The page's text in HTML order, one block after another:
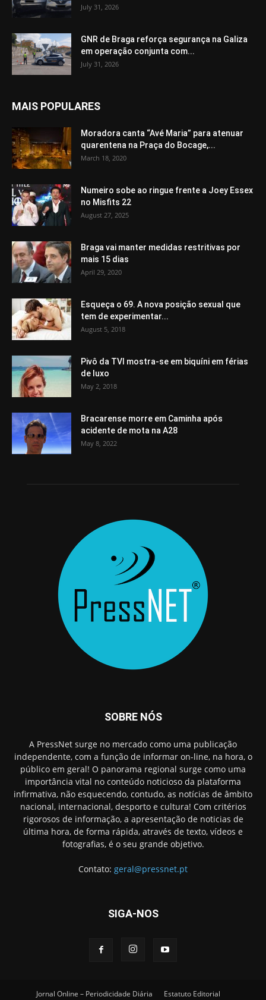
July 31, 2026
GNR de Braga reforça segurança na Galiza
em operação conjunta com...
July 31, 2026
MAIS POPULARES
Moradora canta “Avé Maria” para atenuar
quarentena na Praça do Bocage,...
March 18, 2020
Numeiro sobe ao ringue frente a Joey Essex
no Misfits 22
August 27, 2025
Braga vai manter medidas restritivas por
mais 15 dias
April 29, 2020
Esqueça o 69. A nova posição sexual que
tem de experimentar...
August 5, 2018
Pivô da TVI mostra-se em biquíni em férias
de luxo
May 2, 2018
Bracarense morre em Caminha após
acidente de mota na A28
May 8, 2022
SOBRE NÓS
A PressNet surge no mercado como uma publicação
independente, com a função de informar on-line, na hora, o
público em geral! O panorama regional surge como uma
importância vital no conteúdo noticioso da plataforma
infirmativa, não esquecendo, contudo, as notícias de âmbito
nacional, internacional, desporto e cultura! Com critérios
rigorosos de informação, a apresentação de noticias de
última hora, de forma rápida, através de texto, vídeos e
fotografias, é o seu grande objetivo.
Contato: geral@pressnet.pt
SIGA-NOS
Jornal Online – Periodicidade Diária Estatuto Editorial